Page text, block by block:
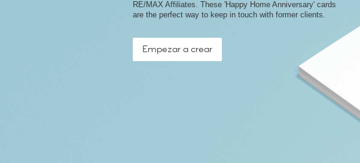
RE/MAX Affiliates. These 'Happy Home Anniversary' cards
are the perfect way to keep in touch with former clients.
Empezar a crear